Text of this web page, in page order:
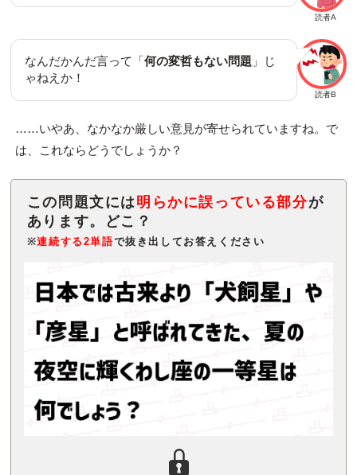
読者A
読者B
なんだかんだ言って「何の変哲もない問題 」じ
ゃねえか！
……いやあ、なかなか厳しい意見が寄せられていますね。で
は、これならどうでしょうか？
この問題文には 明らかに誤っている部分が
※連続する2単語で抜き出してお答えください